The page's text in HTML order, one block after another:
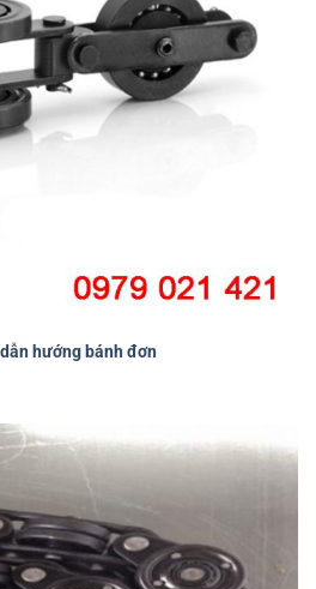
hướng bánh đơn